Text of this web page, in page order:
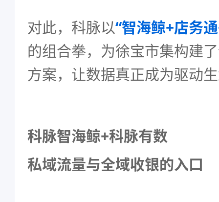
对此，科脉以“智海鲸+店务
的组合拳，为徐宝市集构建
方案，让数据真正成为驱动
科脉智海鲸+科脉有数
私域流量与全域收银的入口